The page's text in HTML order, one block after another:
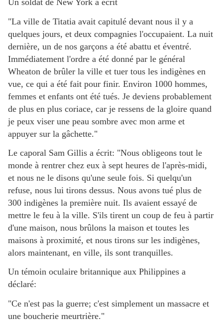
Un soldat de New York a écrit
"La ville de Titatia avait capitulé devant nous il y a
quelques jours, et deux compagnies l'occupaient. La nuit
dernière, un de nos garçons a été abattu et éventré.
Immédiatement l'ordre a été donné par le général
Wheaton de brûler la ville et tuer tous les indigènes en
vue, ce qui a été fait pour finir. Environ 1000 hommes,
femmes et enfants ont été tués. Je deviens probablement
de plus en plus coriace, car je ressens de la gloire quand
je peux viser une peau sombre avec mon arme et
appuyer sur la gâchette."
Le caporal Sam Gillis a écrit: "Nous obligeons tout le
monde à rentrer chez eux à sept heures de l'après-midi,
et nous ne le disons qu'une seule fois. Si quelqu'un
refuse, nous lui tirons dessus. Nous avons tué plus de
300 indigènes la première nuit. Ils avaient essayé de
mettre le feu à la ville. S'ils tirent un coup de feu à partir
d'une maison, nous brûlons la maison et toutes les
maisons à proximité, et nous tirons sur les indigènes,
alors maintenant, en ville, ils sont tranquilles.
Un témoin oculaire britannique aux Philippines a
déclaré:
"Ce n'est pas la guerre; c'est simplement un massacre et
une boucherie meurtrière."